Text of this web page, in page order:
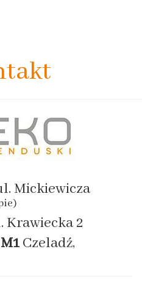
Mickiewicza
Krawiecka 2
Czeladź,